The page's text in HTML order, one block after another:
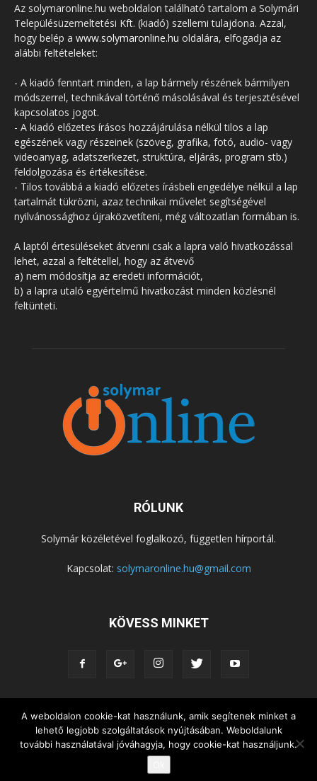
Az solymaronline.hu weboldalon található tartalom a Solymári
Településüzemeltetési Kft. (kiadó) szellemi tulajdona. Azzal,
hogy belép a www.solymaronline.hu oldalára, elfogadja az
alábbi feltételeket:
- A kiadó fenntart minden, a lap bármely részének bármilyen
módszerrel, technikával történő másolásával és terjesztésével
kapcsolatos jogot.
- A kiadó előzetes írásos hozzájárulása nélkül tilos a lap
egészének vagy részeinek (szöveg, grafika, fotó, audio- vagy
videoanyag, adatszerkezet, struktúra, eljárás, program stb.)
feldolgozása és értékesítése.
- Tilos továbbá a kiadó előzetes írásbeli engedélye nélkül a lap
tartalmát tükrözni, azaz technikai művelet segítségével
nyilvánossághoz újraközvetíteni, még változatlan formában is.
A laptól értesüléseket átvenni csak a lapra való hivatkozással
lehet, azzal a feltétellel, hogy az átvevő
a) nem módosítja az eredeti információt,
b) a lapra utaló egyértelmű hivatkozást minden közlésnél
feltünteti.
RÓLUNK
Solymár közéletével foglalkozó, független hírportál.
Kapcsolat: solymaronline.hu@gmail.com
KÖVESS MINKET
KÖZÉLET KÖZÖSSÉGEK
SZABADIDŐ
NEMZETISÉG, HELYTÖRTÉNET
RIPORTOK
KÖZÉRDEKŰ INFORMÁCIÓK
© Copyright 2015 - Solymár Online
A weboldalon cookie-kat használunk, amik segítenek minket a
lehető legjobb szolgáltatások nyújtásában. Weboldalunk
további használatával jóváhagyja, hogy cookie-kat használjunk.